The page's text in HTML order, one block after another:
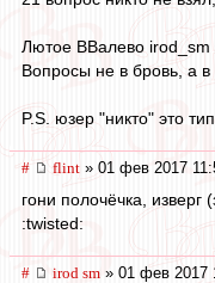
Лютое ВВалево irod_sm
Вопросы не в бровь, а в
P.S. юзер "никто" это
# flint » 01 фев 2017
гони полочёчка, изверг
:twisted:
# irod sm » 01 фев 2017